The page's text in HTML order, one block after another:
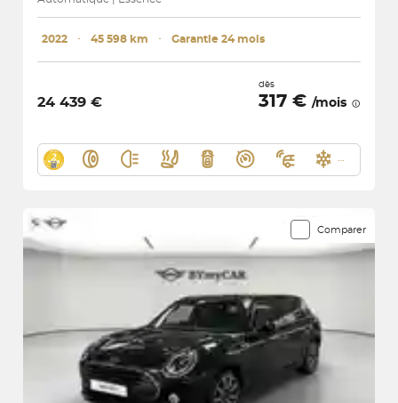
2022 ･ 45 598 km ･ Garantie 24 mois
24 439 €
dès
317 € /mois
Comparer